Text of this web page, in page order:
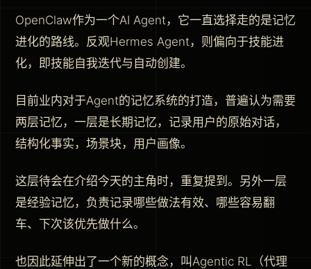
OpenClaw作为一个AI Agent，它一直选择走的是记忆
进化的路线。反观Hermes Agent，则偏向于技能进
化，即技能自我迭代与自动创建。
目前业内对于Agent的记忆系统的打造，普遍认为需要
两层记忆，一层是长期记忆，记录用户的原始对话，
结构化事实，场景块，用户画像。
这层待会在介绍今天的主角时，重复提到。另外一层
是经验记忆，负责记录哪些做法有效、哪些容易翻
车、下次该优先做什么。
也因此延伸出了一个新的概念，叫Agentic RL（代理